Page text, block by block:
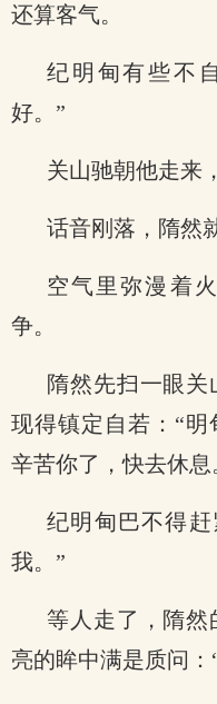
还算客气。
纪明甸有些不
好。”
关山驰朝他走来
话音刚落，隋然
空气里弥漫着
争。
隋然先扫一眼
现得镇定自若：“明
辛苦你了，快去休息
纪明甸巴不得
我。”
等人走了，隋然
亮的眸中满是质问：